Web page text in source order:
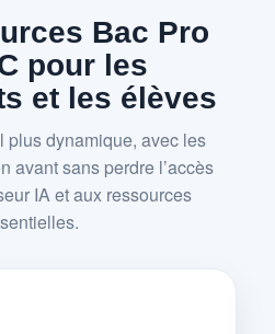
Bac Pro
pour les
et les élèves
plus dynamique, avec les
avant sans perdre l’accès
IA et aux ressources